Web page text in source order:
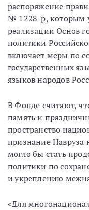
распоряжение
№ 1228-р, которым
реализации Основ
политики
включает меры по
государственных
языков народов
В Фонде считают,
память и
пространство
признание
могло бы стать
политики по
и укреплению
«Для